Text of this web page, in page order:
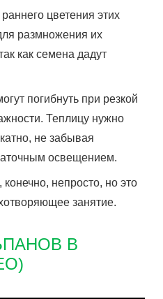
цветения этих
размножения их
как семена дадут
погибнуть при резкой
Теплицу нужно
не забывая
освещением.
непросто, но это
занятие.
В